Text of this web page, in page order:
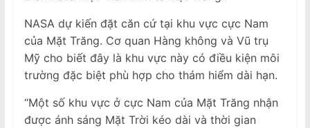
NASA dự kiến đặt căn cứ tại khu vực cực Nam
của Mặt Trăng. Cơ quan Hàng không và Vũ trụ
Mỹ cho biết đây là khu vực này có điều kiện môi
trường đặc biệt phù hợp cho thám hiểm dài hạn.
“Một số khu vực ở cực Nam của Mặt Trăng nhận
được ánh sáng Mặt Trời kéo dài và thời gian